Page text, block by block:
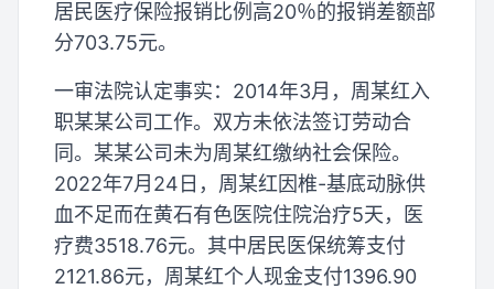
居民医疗保险报销比例高20％的报销差额部
分703.75元。
一审法院认定事实：2014年3月，周某红入
职某某公司工作。双方未依法签订劳动合
同。某某公司未为周某红缴纳社会保险。
2022年7月24日，周某红因椎-基底动脉供
血不足而在黄石有色医院住院治疗5天，医
疗费3518.76元。其中居民医保统筹支付
2121.86元，周某红个人现金支付1396.90